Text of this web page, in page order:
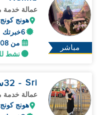
مباشر
عمالة خدمة
هونج كونج
6خبرتك
من 08 Aug 2026 | دوام كامل
نشط
Sri
- 32
عمالة خدمة
هونج كونج